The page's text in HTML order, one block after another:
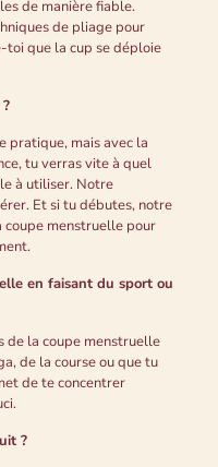
de manière fiable.
de pliage pour
que la cup se déploie
pratique, mais avec la
tu verras vite à quel
à utiliser. Notre
Et si tu débutes, notre
coupe menstruelle pour
en faisant du sport ou
de la coupe menstruelle
de la course ou que tu
de te concentrer
?